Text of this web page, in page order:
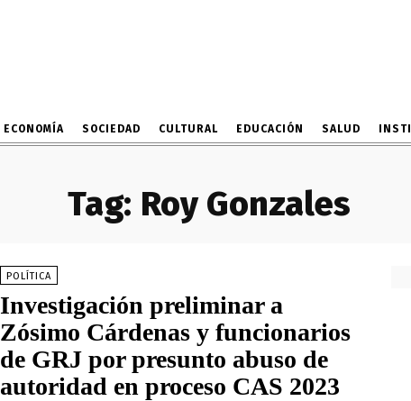
ECONOMÍA SOCIEDAD CULTURAL EDUCACIÓN SALUD
Tag: Roy Gonzales
POLÍTICA
Investigación preliminar a
Zósimo Cárdenas y funcionarios
de GRJ por presunto abuso de
autoridad en proceso CAS 2023